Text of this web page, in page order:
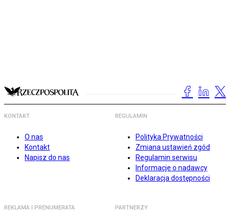
KONTAKT
O nas
Kontakt
Napisz do nas
REGULAMIN
Polityka Prywatności
Zmiana ustawień zgód
Regulamin serwisu
Informacje o nadawcy
Deklaracja dostępności
REKLAMA I PRENUMERATA PARTNERZY